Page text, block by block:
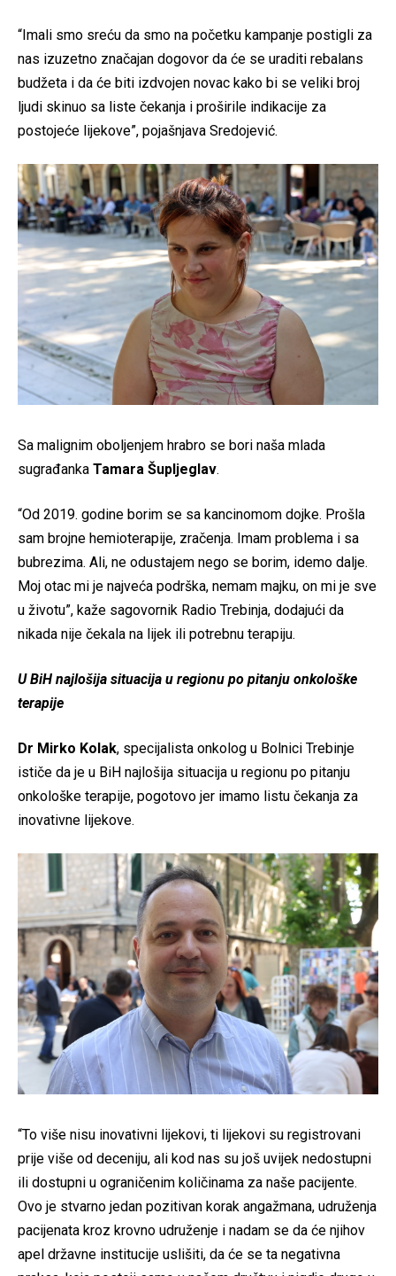
“Imali smo sreću da smo na početku kampanje postigli za
nas izuzetno značajan dogovor da će se uraditi rebalans
budžeta i da će biti izdvojen novac kako bi se veliki broj
ljudi skinuo sa liste čekanja i proširile indikacije za
postojeće lijekove”, pojašnjava Sredojević.
Sa malignim oboljenjem hrabro se bori naša mlada
sugrađanka Tamara Šupljeglav.
“Od 2019. godine borim se sa kancinomom dojke. Prošla
sam brojne hemioterapije, zračenja. Imam problema i sa
bubrezima. Ali, ne odustajem nego se borim, idemo dalje.
Moj otac mi je najveća podrška, nemam majku, on mi je sve
u životu”, kaže sagovornik Radio Trebinja, dodajući da
nikada nije čekala na lijek ili potrebnu terapiju.
U BiH najlošija situacija u regionu po pitanju onkološke
terapije
Dr Mirko Kolak, specijalista onkolog u Bolnici Trebinje
ističe da je u BiH najlošija situacija u regionu po pitanju
onkološke terapije, pogotovo jer imamo listu čekanja za
inovativne lijekove.
“To više nisu inovativni lijekovi, ti lijekovi su registrovani
prije više od deceniju, ali kod nas su još uvijek nedostupni
ili dostupni u ograničenim količinama za naše pacijente.
Ovo je stvarno jedan pozitivan korak angažmana, udruženja
pacijenata kroz krovno udruženje i nadam se da će njihov
apel državne institucije uslišiti, da će se ta negativna